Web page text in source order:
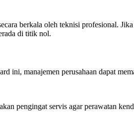
berkala oleh teknisi profesional.
di titik nol.
ini, manajemen perusahaan dapat
pengingat servis agar perawatan